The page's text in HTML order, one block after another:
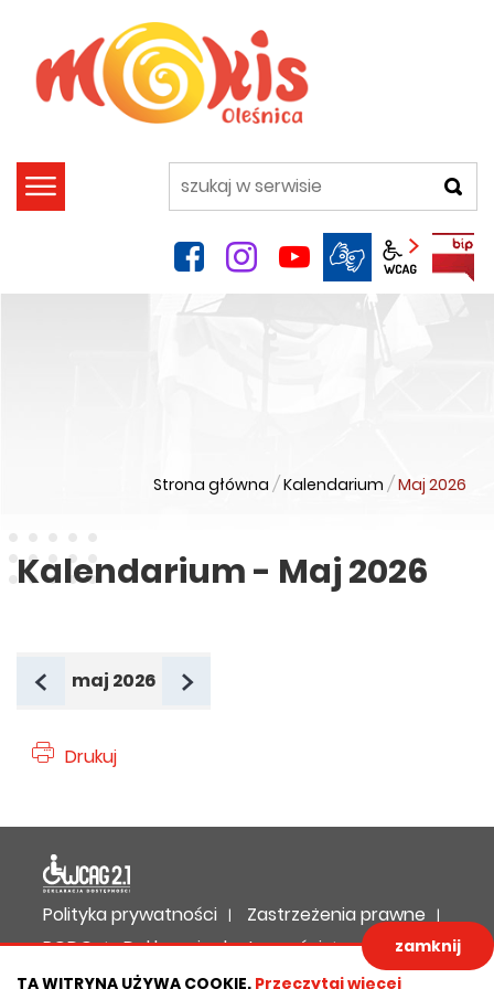
TA WITRYNA UŻYWA COOKIE. Przeczytaj więcej
zamknij
szukaj
facebookinstagram
YouTube
Panel
Strona główna / Kalendarium / Maj 2026
Kalendarium - Maj 2026
poprzedni miesiąc
maj 2026
Drukuj
Polityka prywatności
Zastrzeżenia prawne
RODO
Deklaracja dostępności
Mapa strony